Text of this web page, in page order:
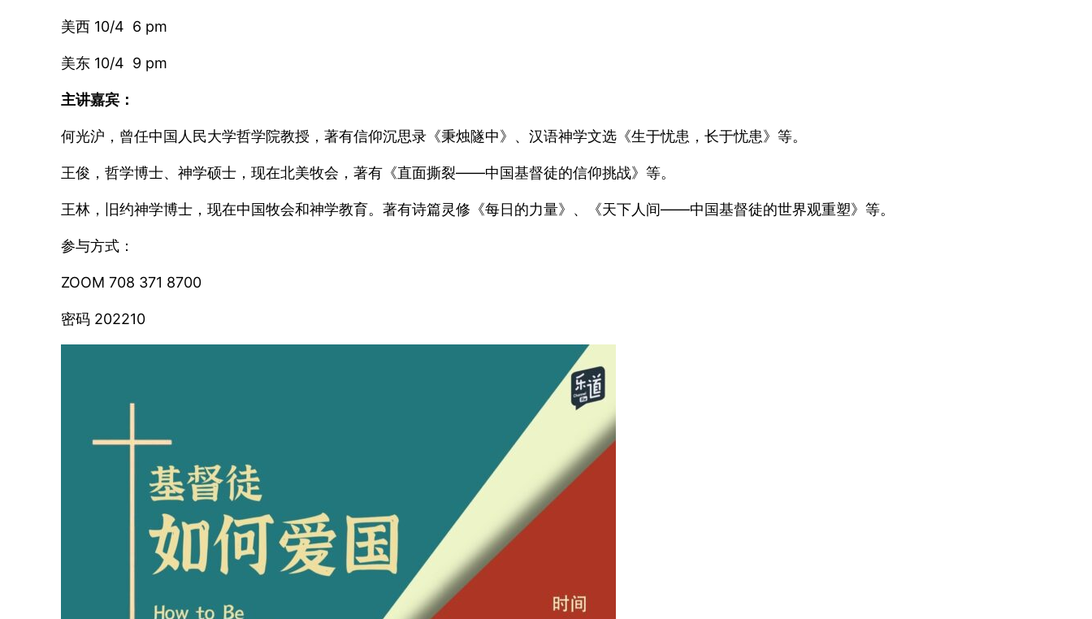
美西 10/4 6 pm
美东 10/4 9 pm
主讲嘉宾：
何光沪，曾任中国人民大学哲学院教授，著有信仰沉思录《秉烛隧中》、汉语神学文选《生于忧患，长于忧患》等。
王俊，哲学博士、神学硕士，现在北美牧会，著有《直面撕裂——中国基督徒的信仰挑战》等。
王林，旧约神学博士，现在中国牧会和神学教育。著有诗篇灵修《每日的力量》、《天下人间——中国基督徒的世界观重塑》等。
参与方式：
ZOOM 708 371 8700
密码 202210